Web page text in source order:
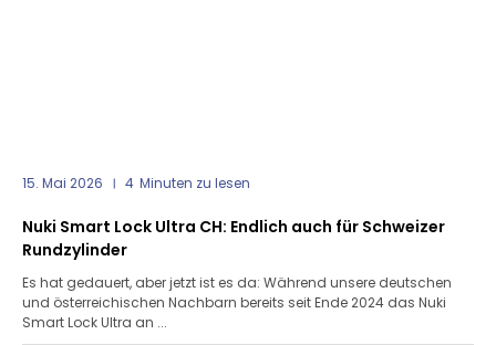
15. Mai 2026 4 Minuten zu lesen
Nuki Smart Lock Ultra CH: Endlich auch für Schweizer
Rundzylinder
Es hat gedauert, aber jetzt ist es da: Während unsere deutschen
und österreichischen Nachbarn bereits seit Ende 2024 das Nuki
Smart Lock Ultra an ...